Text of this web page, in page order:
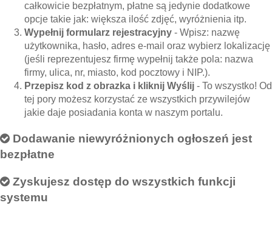
całkowicie bezpłatnym, płatne są jedynie dodatkowe
opcje takie jak: większa ilość zdjęć, wyróżnienia itp.
Wypełnij formularz rejestracyjny - Wpisz: nazwę
użytkownika, hasło, adres e-mail oraz wybierz lokalizację
(jeśli reprezentujesz firmę wypełnij także pola: nazwa
firmy, ulica, nr, miasto, kod pocztowy i NIP.).
Przepisz kod z obrazka i kliknij Wyślij - To wszystko! Od
tej pory możesz korzystać ze wszystkich przywilejów
jakie daje posiadania konta w naszym portalu.
Dodawanie niewyróżnionych ogłoszeń jest
bezpłatne
Zyskujesz dostęp do wszystkich funkcji
systemu